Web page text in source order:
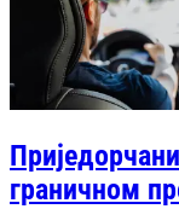
граничном